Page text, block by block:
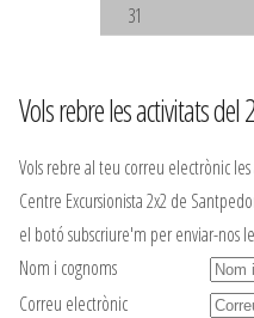
31
Vols rebre les activitats del
Vols rebre al teu correu electrònic
Centre Excursionista 2x2 de
el botó subscriure'm per enviar-nos
Nom i cognoms
Correu electrònic